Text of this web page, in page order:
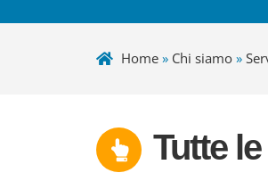
Home» Chi siamo»
Tutte